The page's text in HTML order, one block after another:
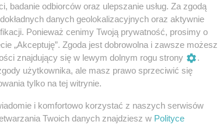
badanie odbiorców oraz ulepszanie usług. Za zgodą
danych geolokalizacyjnych oraz aktywnie
Ponieważ cenimy Twoją prywatność, prosimy o
„Akceptuję”. Zgoda jest dobrowolna i zawsze możesz
znajdujący się w lewym dolnym rogu strony
.
użytkownika, ale masz prawo sprzeciwić się
tylko na tej witrynie.
i komfortowo korzystać z naszych serwisów
Twoich danych znajdziesz w Polityce